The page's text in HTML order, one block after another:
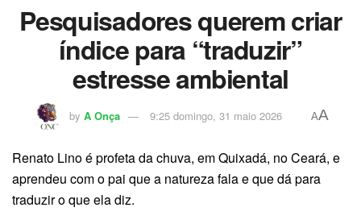
Pesquisadores querem criar
índice para “traduzir”
estresse ambiental
by A Onça 9:25 domingo, 31 maio 2026 AA
Renato Lino é profeta da chuva, em Quixadá, no Ceará, e
aprendeu com o pai que a natureza fala e que dá para
traduzir o que ela diz.